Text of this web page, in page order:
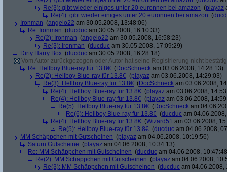
Re(3): gibt wieder einiges unter 20 euronnen bei amazon (playaz
Re(4): gibt wieder einiges unter 20 euronnen bei amazon (
Ironman (angelo22 am 30.05.2008, 13:48:06)
Re: Ironman (ducduc am 30.05.2008, 16:10:33)
Re(2): Ironman (angelo22 am 30.05.2008, 16:58:23)
Re(3): Ironman (ducduc am 30.05.2008, 17:09:29)
Dirty Harry Box (ducduc am 30.05.2008, 16:28:18)
Vom Autor zurückgezogen oder Autor hat seine Registrierung nicht
Re: Hellboy Blue-ray für 13.8€ (DocSchneck am 03.06.2008, 14:28:13)
Re(2): Hellboy Blue-ray für 13.8€ (playaz am 03.06.2008, 14:29:03)
Re(3): Hellboy Blue-ray für 13.8€ (DocSchneck am 03.06.2008,
Re(4): Hellboy Blue-ray für 13.8€ (playaz am 03.06.2008,
Re(4): Hellboy Blue-ray für 13.8€ (playaz am 03.06.2008,
Re(5): Hellboy Blue-ray für 13.8€ (DocSchneck am
Re(6): Hellboy Blue-ray für 13.8€ (ducduc am
Re(4): Hellboy Blue-ray für 13.8€ (Wizard51 am 03.06.2008,
Re(5): Hellboy Blue-ray für 13.8€ (ducduc am 04.06.2008,
MM Schäppchen mit Gutscheinen (playaz am 04.06.2008, 10:19:56)
Saturn Gutscheine (playaz am 04.06.2008, 10:34:13)
Re: MM Schäppchen mit Gutscheinen (ducduc am 04.06.2008,
Re(2): MM Schäppchen mit Gutscheinen (playaz am 04.06.2008,
Re(3): MM Schäppchen mit Gutscheinen (ducduc am 04.06.2008,